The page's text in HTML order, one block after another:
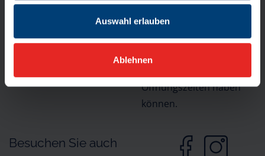
Auswahl erlauben
Ablehnen
Bitte beachten Sie, dass
Öffnungszeiten haben
können.
Besuchen Sie auch